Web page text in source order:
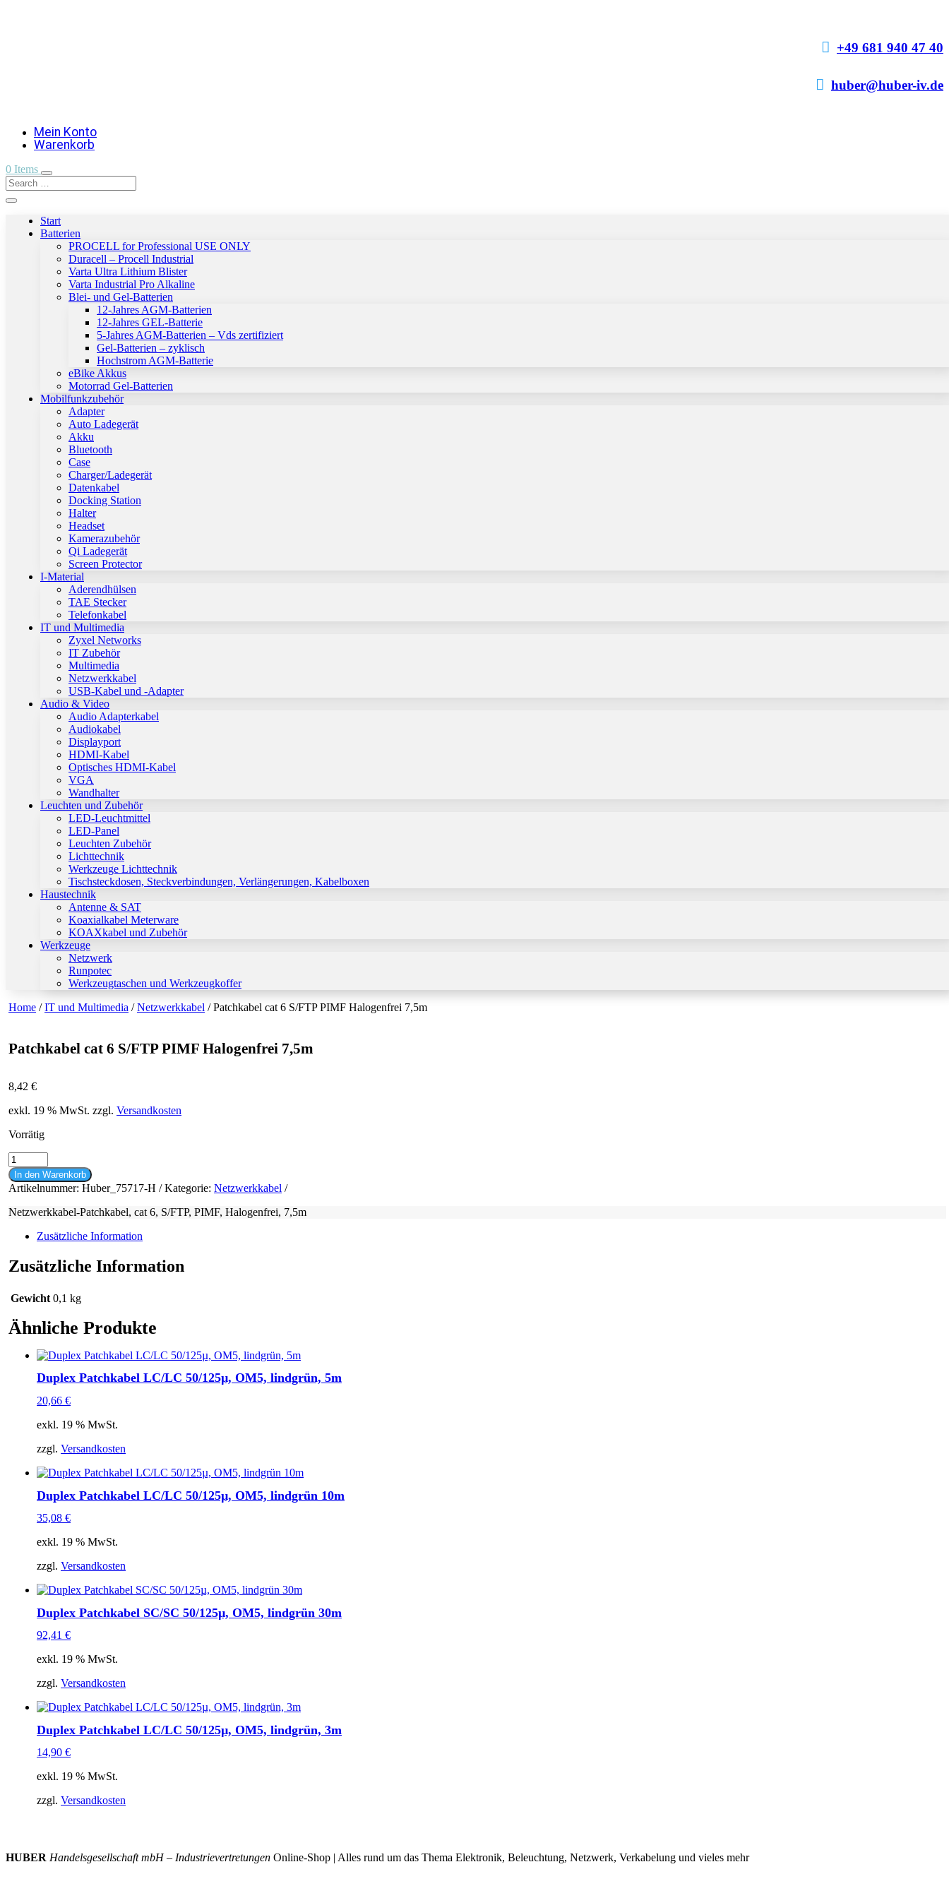
 +49 681 940 47 40
 huber@huber-iv.de
Mein Konto
Warenkorb
0 Items
Start
Batterien
PROCELL for Professional USE ONLY
Duracell – Procell Industrial
Varta Ultra Lithium Blister
Varta Industrial Pro Alkaline
Blei- und Gel-Batterien
12-Jahres AGM-Batterien
12-Jahres GEL-Batterie
5-Jahres AGM-Batterien – Vds zertifiziert
Gel-Batterien – zyklisch
Hochstrom AGM-Batterie
eBike Akkus
Motorrad Gel-Batterien
Mobilfunkzubehör
Adapter
Auto Ladegerät
Akku
Bluetooth
Case
Charger/Ladegerät
Datenkabel
Docking Station
Halter
Headset
Kamerazubehör
Qi Ladegerät
Screen Protector
I-Material
Aderendhülsen
TAE Stecker
Telefonkabel
IT und Multimedia
Zyxel Networks
IT Zubehör
Multimedia
Netzwerkkabel
USB-Kabel und -Adapter
Audio & Video
Audio Adapterkabel
Audiokabel
Displayport
HDMI-Kabel
Optisches HDMI-Kabel
VGA
Wandhalter
Leuchten und Zubehör
LED-Leuchtmittel
LED-Panel
Leuchten Zubehör
Lichttechnik
Werkzeuge Lichttechnik
Tischsteckdosen, Steckverbindungen, Verlängerungen, Kabelboxen
Haustechnik
Antenne & SAT
Koaxialkabel Meterware
KOAXkabel und Zubehör
Werkzeuge
Netzwerk
Runpotec
Werkzeugtaschen und Werkzeugkoffer
Home /IT und Multimedia /Netzwerkkabel / Patchkabel cat 6 S/FTP PIMF Halogenfrei 7,5m
Patchkabel cat 6 S/FTP PIMF Halogenfrei 7,5m
8,42 €
exkl. 19 % MwSt. zzgl. Versandkosten
Vorrätig
Patchkabel
cat
6
S/FTP
PIMF
7,5m
In den Warenkorb
Artikelnummer: Huber_75717-H Kategorie: Netzwerkkabel
Netzwerkkabel-Patchkabel, cat 6, S/FTP, PIMF, Halogenfrei, 7,5m
Zusätzliche Information
Zusätzliche Information
Gewicht 0,1 kg
Ähnliche Produkte
Duplex Patchkabel LC/LC 50/125µ, OM5, lindgrün, 5m
20,66 €
exkl. 19 % MwSt.
zzgl. Versandkosten
Duplex Patchkabel LC/LC 50/125µ, OM5, lindgrün 10m
35,08 €
exkl. 19 % MwSt.
zzgl. Versandkosten
Duplex Patchkabel SC/SC 50/125µ, OM5, lindgrün 30m
92,41 €
exkl. 19 % MwSt.
zzgl. Versandkosten
Duplex Patchkabel LC/LC 50/125µ, OM5, lindgrün, 3m
14,90 €
exkl. 19 % MwSt.
zzgl. Versandkosten
HUBER Handelsgesellschaft mbH – Industrievertretungen Online-Shop | Alles rund um das Thema Elektronik, Beleuchtung, Netzwerk, Verkabelung und vieles mehr